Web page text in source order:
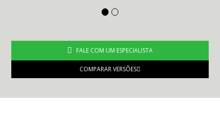
COMPARAR VERSÕES
FALE COM UM ESPECIALISTA